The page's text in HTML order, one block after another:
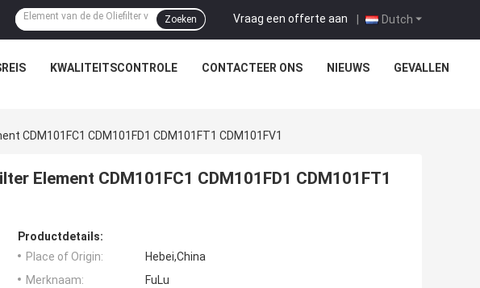
Dutch
Vraag een offerte aan |
Zoeken
KWALITEITSCONTROLE CONTACTEER ONS NIEUWS GEVALLEN
CDM101FC1 CDM101FD1 CDM101FT1 CDM101FV1
Element CDM101FC1 CDM101FD1 CDM101FT1
Productdetails:
Place of Origin:
Hebei,China
Merknaam:
FuLu